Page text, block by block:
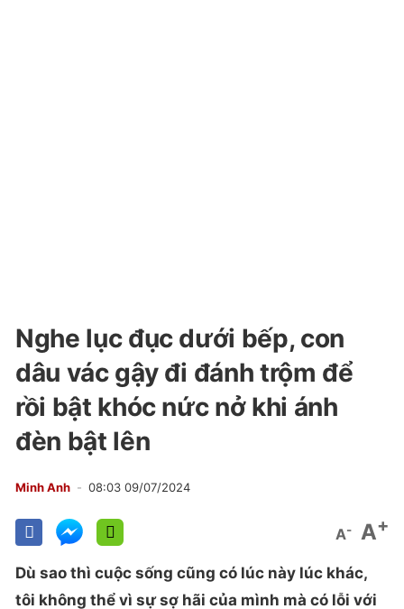
Nghe lục đục dưới bếp, con
dâu vác gậy đi đánh trộm để
rồi bật khóc nức nở khi ánh
đèn bật lên
Minh Anh 08:03 09/07/2024
A- A+
Dù sao thì cuộc sống cũng có lúc này lúc khác,
tôi không thể vì sự sợ hãi của mình mà có lỗi với